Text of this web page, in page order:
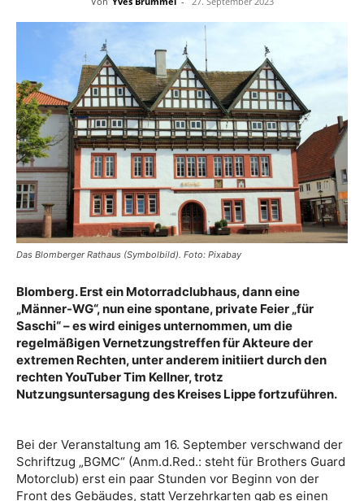
Das Blomberger Rathaus (Symbolbild). Foto: Pixabay
Blomberg. Erst ein Motorradclubhaus, dann eine
„Männer-WG“, nun eine spontane, private Feier „für
Saschi“ – es wird einiges unternommen, um die
regelmäßigen Vernetzungstreffen für Akteure der
extremen Rechten, unter anderem initiiert durch den
rechten YouTuber Tim Kellner, trotz
Nutzungsuntersagung des Kreises Lippe fortzuführen.
Bei der Veranstaltung am 16. September verschwand der
Schriftzug „BGMC“ (Anm.d.Red.: steht für Brothers Guard
Motorclub) erst ein paar Stunden vor Beginn von der
Front des Gebäudes, statt Verzehrkarten gab es einen